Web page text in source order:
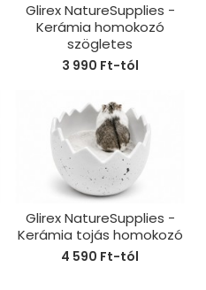
Glirex NatureSupplies -
Kerámia homokozó
szögletes
3 990 Ft-tól
Glirex NatureSupplies -
Kerámia tojás homokozó
4 590 Ft-tól